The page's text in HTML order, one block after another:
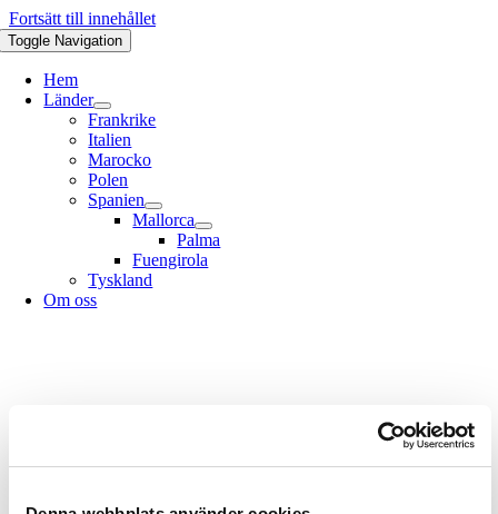
Fortsätt till innehållet
Toggle Navigation
Hem
Länder
Frankrike
Italien
Marocko
Polen
Spanien
Mallorca
Palma
Fuengirola
Tyskland
Om oss